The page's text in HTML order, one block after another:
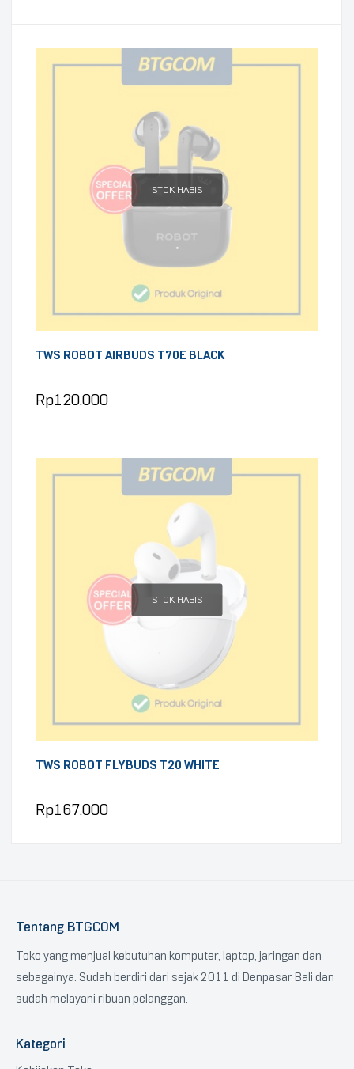
STOK HABIS
TWS ROBOT AIRBUDS T70E BLACK
Rp120.000
STOK HABIS
TWS ROBOT FLYBUDS T20 WHITE
Rp167.000
Tentang BTGCOM
Toko yang menjual kebutuhan komputer, laptop, jaringan dan
sebagainya. Sudah berdiri dari sejak 2011 di Denpasar Bali dan
sudah melayani ribuan pelanggan.
Kategori